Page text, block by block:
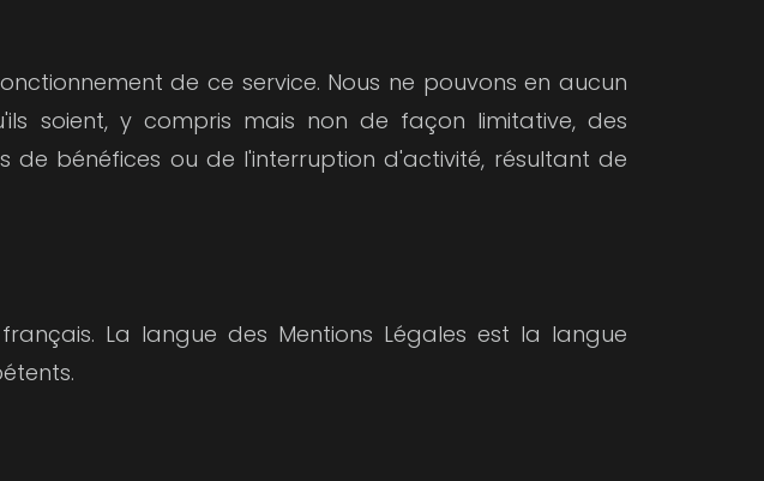
de ce service. Nous ne pouvons en aucun
soient, y compris mais non de façon limitative, des
de bénéfices ou de l'interruption d'activité, résultant de
La langue des Mentions Légales est la langue